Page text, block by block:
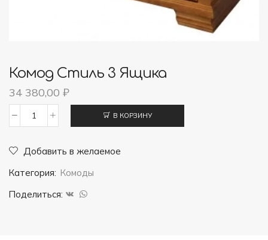
Комод Стиль 3 Ящика
34 380,00 ₽
Комод
Стиль
3
В КОРЗИНУ
Добавить в желаемое
Категория: Комоды
Поделиться: